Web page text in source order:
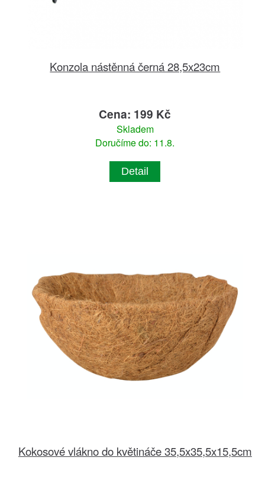
Konzola nástěnná černá 28,5x23cm
Cena: 199 Kč
Skladem
Doručíme do: 11.8.
Detail
Kokosové vlákno do květináče 35,5x35,5x15,5cm